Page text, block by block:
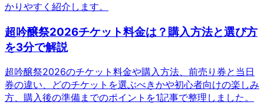
かりやすく紹介します。
超吟醸祭2026チケット料金は？購入方法と選び方
を3分で解説
超吟醸祭2026のチケット料金や購入方法、前売り券と当日
券の違い、どのチケットを選ぶべきかや初心者向けの楽しみ
方、購入後の準備までのポイントを1記事で整理しました。